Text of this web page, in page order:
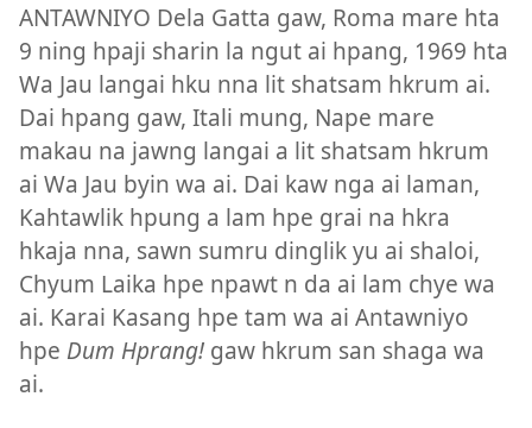
ANTAWNIYO Dela Gatta gaw, Roma mare hta
9 ning hpaji sharin la ngut ai hpang, 1969 hta
Wa Jau langai hku nna lit shatsam hkrum ai.
Dai hpang gaw, Itali mung, Nape mare
makau na jawng langai a lit shatsam hkrum
ai Wa Jau byin wa ai. Dai kaw nga ai laman,
Kahtawlik hpung a lam hpe grai na hkra
hkaja nna, sawn sumru dinglik yu ai shaloi,
Chyum Laika hpe npawt n da ai lam chye wa
ai. Karai Kasang hpe tam wa ai Antawniyo
hpe Dum Hprang! gaw hkrum san shaga wa
ai.